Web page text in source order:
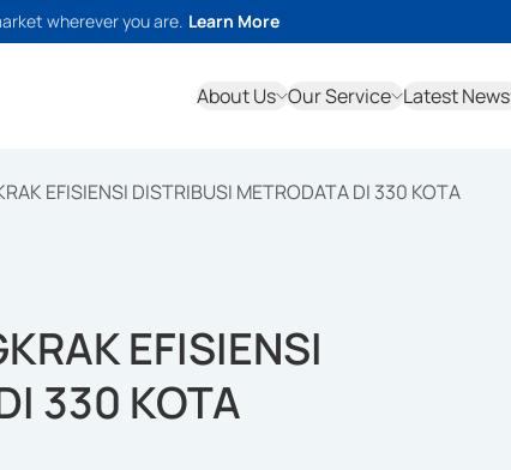
wherever you are. Learn More
About Us Our Service Latest News
EFISIENSI DISTRIBUSI METRODATA DI 330 KOTA
EFISIENSI
330 KOTA